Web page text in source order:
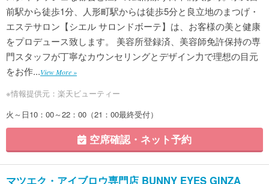
前駅から徒歩1分、人形町駅からは徒歩5分と良立地のまつげ・
エステサロン【シエル サロンドボーテ】は、お客様の美と健康
をプロデュース致します。 美容所登録済、美容師免許保持の専
門スタッフが丁寧なカウンセリングとデザイン力で理想の目元
をお作...View More »
※情報提供元：楽天ビューティー
火～日10：00～22：00（21：00最終受付）
空席確認・ネット予約
マツエク・アイブロウ専門店 BUNNY EYES GINZA